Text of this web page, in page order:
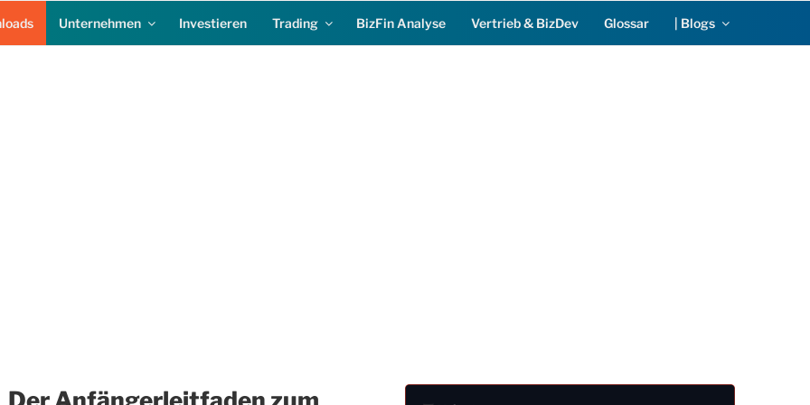
Unternehmen Investieren Trading BizFin Analyse Vertrieb & BizDev Glossar | Blogs